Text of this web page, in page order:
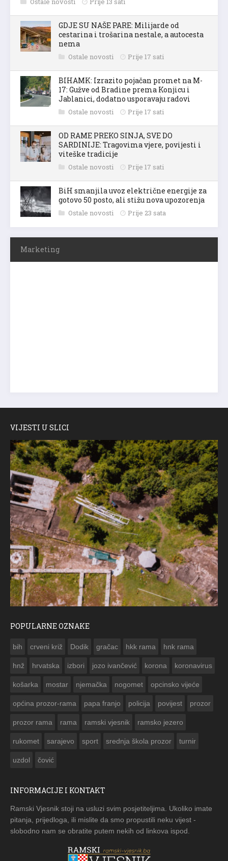
GDJE SU NAŠE PARE: Milijarde od
cestarina i trošarina nestale, a autocesta
nema
Ostale novosti Prije 17 sati
BIHAMK: Izrazito pojačan promet na M-
17: Gužve od Bradine prema Konjicu i
Jablanici, dodatno usporavaju radovi
Ostale novosti Prije 17 sati
OD RAME PREKO SINJA, SVE DO
SARDINIJE: Tragovima vjere, povijesti i
viteške tradicije
Ostale novosti Prije 17 sati
BiH smanjila uvoz električne energije za
gotovo 50 posto, ali stižu nova upozorenja
Ostale novosti Prije 23 sata
Marketing
VIJESTI U SLICI
POPULARNE OZNAKE
bih crveni križ Dodik gračac hkk rama hnk rama
hnž hrvatska izbori jozo ivančević korona koronavirus
košarka mostar njemačka nogomet opcinsko vijeće
općina prozor-rama papa franjo policija povijest prozor
prozor rama rama ramski vjesnik ramsko jezero
rukomet sarajevo sport srednja škola prozor turnir
uzdol čović
INFORMACIJE I KONTAKT
Ramski Vjesnik stoji na usluzi svim posjetiteljima. Ukoliko imate
pitanja, prijedloga, ili mislite da smo propustili neku vijest -
slobodno nam se obratite putem nekih od linkova ispod.